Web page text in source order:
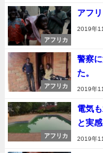
アフリカ
アフ
2019年
アフリカ
警察
た。
2019年
アフリカ
電気
と実
2019年